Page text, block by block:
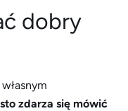
dobry
zdarza się mówić